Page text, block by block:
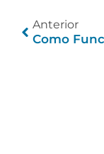
Anterior